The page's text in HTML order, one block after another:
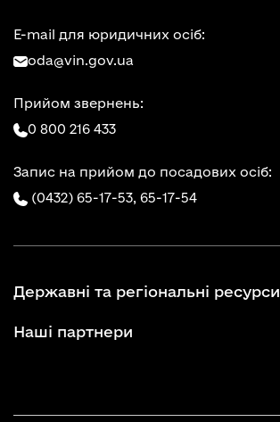
E-mail для юридичних осіб:
oda@vin.gov.ua
Прийом звернень:
0 800 216 433
Запис на прийом до посадових осіб:
(0432) 65-17-53, 65-17-54
Державні та регіональні ресурси
Наші партнери